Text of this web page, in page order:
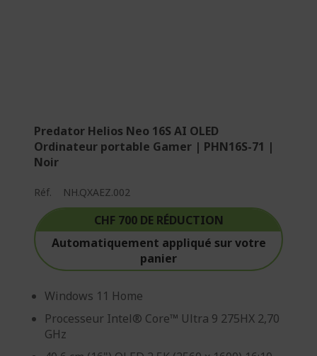
Predator Helios Neo 16S AI OLED
Ordinateur portable Gamer | PHN16S-71 |
Noir
Réf. NH.QXAEZ.002
CHF 700 DE RÉDUCTION
Automatiquement appliqué sur votre
panier
Windows 11 Home
Processeur Intel® Core™ Ultra 9 275HX 2,70
GHz